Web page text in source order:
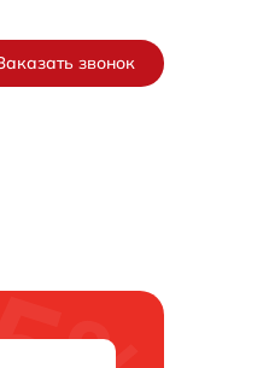
звонок